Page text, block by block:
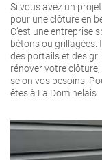
Si vous avez un
pour une clôture en
C’est une entreprise
bétons ou grillagées.
des portails et des
rénover votre
selon vos besoins.
êtes à La Dominelais.